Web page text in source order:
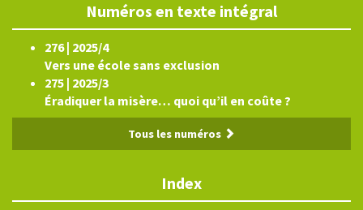
Numéros en texte intégral
276 | 2025/4
Vers une école sans exclusion
275 | 2025/3
Éradiquer la misère… quoi qu’il en coûte ?
Tous les numéros
Index